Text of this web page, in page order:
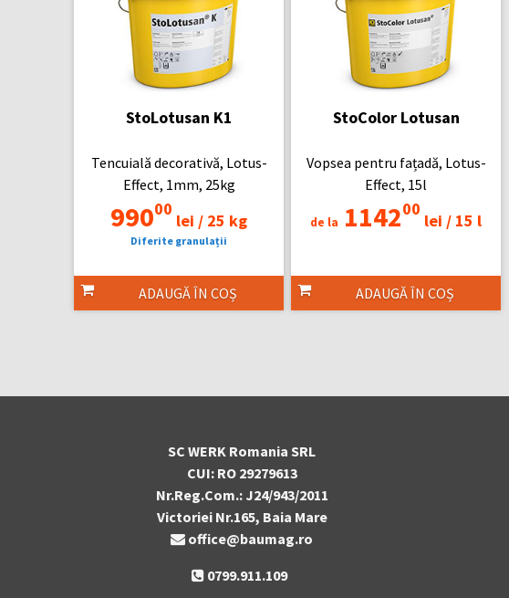
StoLotusan K1
Tencuială decorativă, Lotus-
Effect, 1mm, 25kg
99000
lei / 25 kg
Diferite granulații
ADAUGĂ ÎN COȘ
StoColor Lotusan
Vopsea pentru fațadă, Lotus-
Effect, 15l
de la 114200
lei / 15 l
ADAUGĂ ÎN COȘ
SC WERK Romania SRL
CUI: RO 29279613
Nr.Reg.Com.: J24/943/2011
Victoriei Nr.165, Baia Mare
office@baumag.ro
0799.911.109